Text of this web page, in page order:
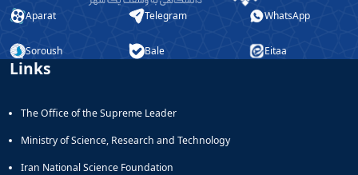
Aparat Telegram WhatsApp
Soroush Bale Eitaa
Links
The Office of the Supreme Leader
Ministry of Science, Research and Technology
Iran National Science Foundation